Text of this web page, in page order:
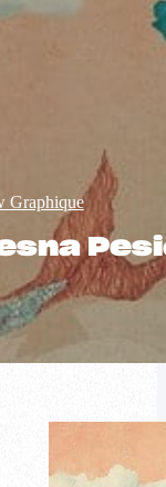
Graphique